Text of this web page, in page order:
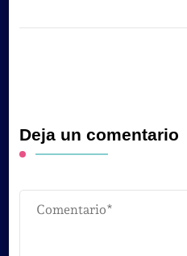
Deja un comentario